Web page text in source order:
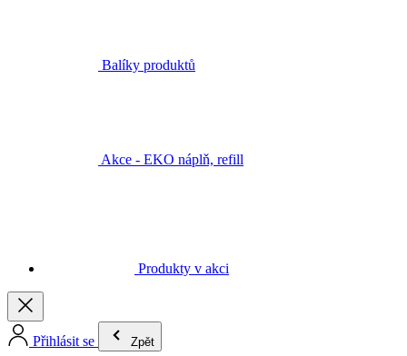
Balíky produktů
Akce - EKO náplň, refill
Produkty v akci
Přihlásit se Zpět